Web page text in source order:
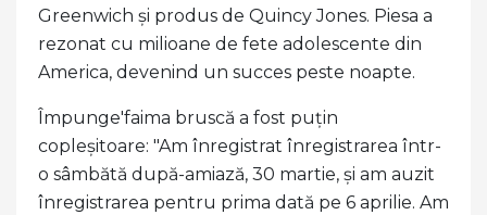
Greenwich și produs de Quincy Jones. Piesa a
rezonat cu milioane de fete adolescente din
America, devenind un succes peste noapte.
Împunge'faima bruscă a fost puțin
copleșitoare: "Am înregistrat înregistrarea într-
o sâmbătă după-amiază, 30 martie, și am auzit
înregistrarea pentru prima dată pe 6 aprilie. Am